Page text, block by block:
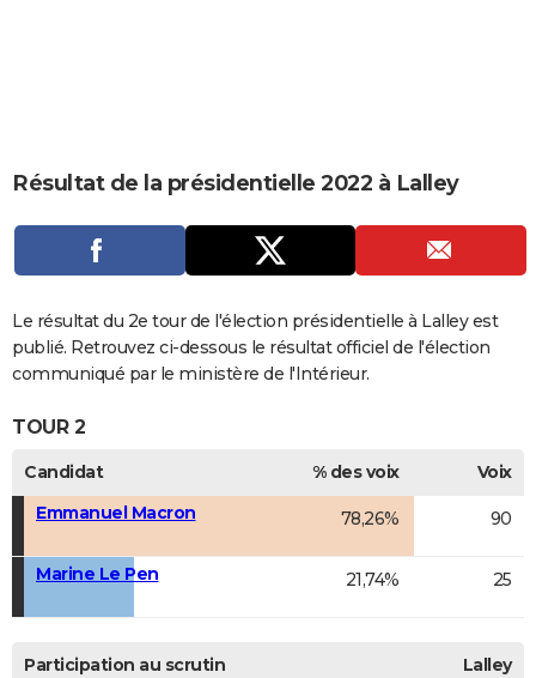
CARTE DE VOEUX
DICTIONNAIRE
Dictionnaire
Biographies
Expressions
Proverbes
PROGRAMME TV
COPAINS D'AVANT
Se connecter
Collèges
Universités
Entreprises
Service militaire
Avis de recherche
AVIS DE DÉCÈS
FORUM
Bricolage
Culture
Television
Voyage
Résultat de la présidentielle 2022 à Lalley
Le résultat du 2e tour de l'élection présidentielle à Lalley est
publié. Retrouvez ci-dessous le résultat officiel de l'élection
communiqué par le ministère de l'Intérieur.
TOUR 2
Candidat % des voix
Voix
Emmanuel Macron
78,26% 90
Marine Le Pen 21,74% 25
Participation au scrutin Lalley